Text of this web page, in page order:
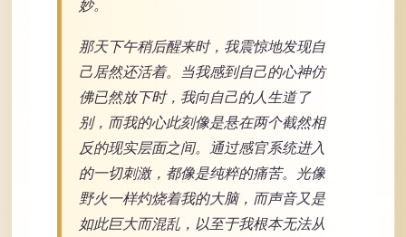
妙。
那天下午稍后醒来时，我震惊地发现自
己居然还活着。当我感到自己的心神仿
佛已然放下时，我向自己的人生道了
别，而我的心此刻像是悬在两个截然相
反的现实层面之间。通过感官系统进入
的一切刺激，都像是纯粹的痛苦。光像
野火一样灼烧着我的大脑，而声音又是
如此巨大而混乱，以至于我根本无法从